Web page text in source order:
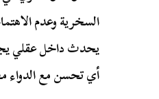
السخرية وعدم
يحدث داخل عقلي
أي تحسن مع الدواء